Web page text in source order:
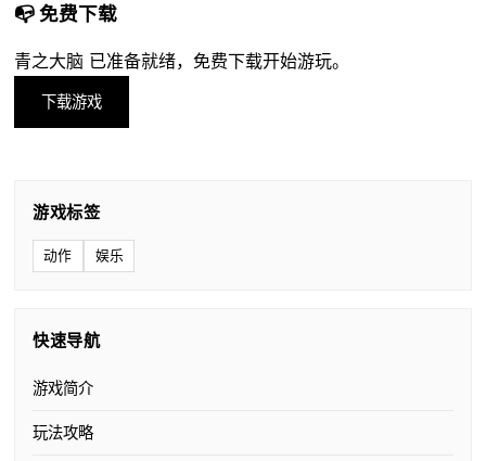
📭 免费下载
青之大脑 已准备就绪，免费下载开始游玩。
下载游戏
游戏标签
动作 娱乐
快速导航
游戏简介
玩法攻略